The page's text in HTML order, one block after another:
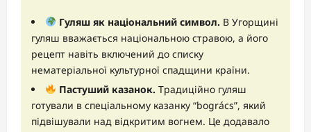
Гуляш як національний символ. В Угорщині
гуляш вважається національною стравою, а його
рецепт навіть включений до списку
нематеріальної культурної спадщини країни.
Пастуший казанок. Традиційно гуляш
готували в спеціальному казанку “bogrács”, який
підвішували над відкритим вогнем. Це додавало